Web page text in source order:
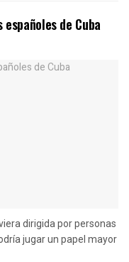
de Cuba
dirigida por personas
jugar un papel mayor